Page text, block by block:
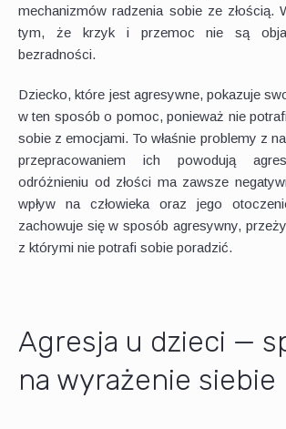
mechanizmów radzenia sobie ze złością.
tym, że krzyk i przemoc nie są
bezradności.
Dziecko, które jest agresywne, pokazuje
w ten sposób o pomoc, ponieważ nie
sobie z emocjami. To właśnie problemy z
przepracowaniem ich powodują
odróżnieniu od złości ma zawsze
wpływ na człowieka oraz jego
zachowuje się w sposób agresywny,
z którymi nie potrafi sobie poradzić.
Agresja u dzieci —
na wyrażenie siebie